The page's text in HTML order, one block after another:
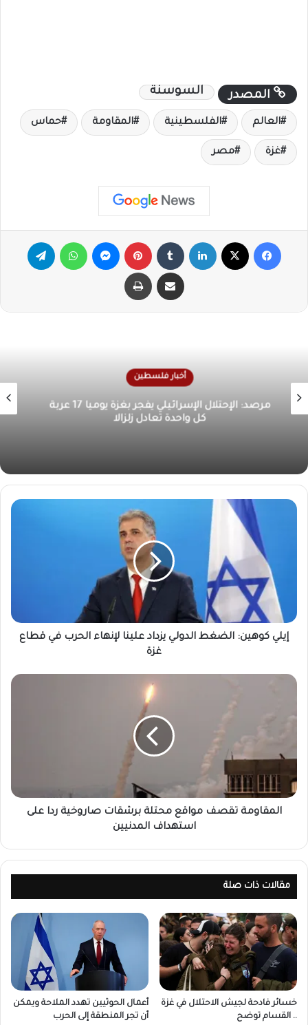
المصدر السوسنة
العالم الفلسطينية المقاومة حماس
غزة مصر
أخبار فلسطين
الأونروا تحذر من كارثة إنسانية في غزة بسبب تدهور
الوضع الصحي والمعيشي
إيلي كوهين: الضغط الدولي يزداد علينا لإنهاء الحرب في قطاع
غزة
المقاومة تقصف مواقع محتلة برشقات صاروخية ردا على
استهداف المدنيين
مقالات ذات صلة
خسائر فادحة لجيش الاحتلال في غزة
.. القسام توضح
أعمال الحوثيين تهدد الملاحة ويمكن
أن تجر المنطقة إلى الحرب